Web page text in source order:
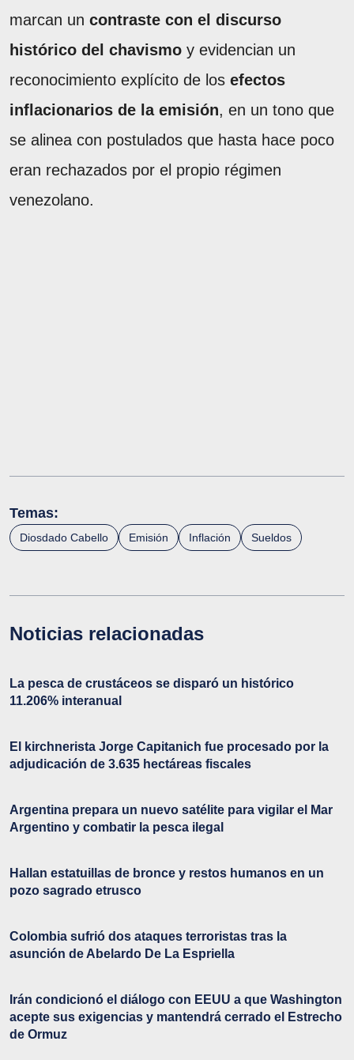
marcan un contraste con el discurso
histórico del chavismo y evidencian un
reconocimiento explícito de los efectos
inflacionarios de la emisión, en un tono que
se alinea con postulados que hasta hace poco
eran rechazados por el propio régimen
venezolano.
Temas:
Diosdado Cabello Emisión Inflación Sueldos
Noticias relacionadas
La pesca de crustáceos se disparó un histórico
11.206% interanual
El kirchnerista Jorge Capitanich fue procesado por la
adjudicación de 3.635 hectáreas fiscales
Argentina prepara un nuevo satélite para vigilar el Mar
Argentino y combatir la pesca ilegal
Hallan estatuillas de bronce y restos humanos en un
pozo sagrado etrusco
Colombia sufrió dos ataques terroristas tras la
asunción de Abelardo De La Espriella
Irán condicionó el diálogo con EEUU a que Washington
acepte sus exigencias y mantendrá cerrado el Estrecho
de Ormuz